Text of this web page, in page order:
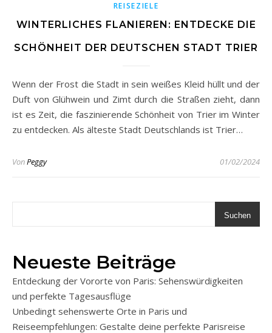
REISEZIELE
WINTERLICHES FLANIEREN: ENTDECKE DIE
SCHÖNHEIT DER DEUTSCHEN STADT TRIER
Wenn der Frost die Stadt in sein weißes Kleid hüllt und der
Duft von Glühwein und Zimt durch die Straßen zieht, dann
ist es Zeit, die faszinierende Schönheit von Trier im Winter
zu entdecken. Als älteste Stadt Deutschlands ist Trier…
VonPeggy 01/02/2024
Suchen
Neueste Beiträge
Entdeckung der Vororte von Paris: Sehenswürdigkeiten
und perfekte Tagesausflüge
Unbedingt sehenswerte Orte in Paris und
Reiseempfehlungen: Gestalte deine perfekte Parisreise